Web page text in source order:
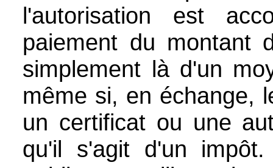
l'autorisation est
paiement du montant
simplement là d'un
même si, en échange,
un certificat ou une
qu'il s'agit d'un impôt.